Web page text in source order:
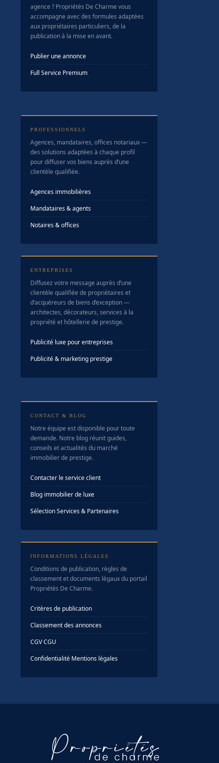
agence ? Propriétés De Charme vous
accompagne avec des formules adaptées
aux propriétaires particuliers, de la
publication à la mise en avant.
Publier une annonce
Full Service Premium
PROFESSIONNELS
Agences, mandataires, offices notariaux —
des solutions adaptées à chaque profil
pour diffuser vos biens auprès d’une
clientèle qualifiée.
Agences immobilières
Mandataires & agents
Notaires & offices
ENTREPRISES
Diffusez votre message auprès d’une
clientèle qualifiée de propriétaires et
d’acquéreurs de biens d’exception —
architectes, décorateurs, services à la
propriété et hôtellerie de prestige.
Publicité luxe pour entreprises
Publicité & marketing prestige
CONTACT & BLOG
Notre équipe est disponible pour toute
demande. Notre blog réunit guides,
conseils et actualités du marché
immobilier de prestige.
Contacter le service client
Blog immobilier de luxe
Sélection Services & Partenaires
INFORMATIONS LÉGALES
Conditions de publication, règles de
classement et documents légaux du portail
Propriétés De Charme.
Critères de publication
Classement des annonces
CGV·CGU
Confidentialité·Mentions légales